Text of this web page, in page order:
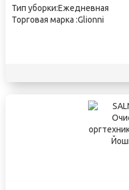
Тип уборки:Ежедневная
Торговая марка :Glionni